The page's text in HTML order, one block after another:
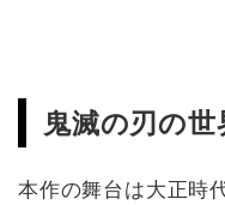
鬼滅の刃の
本作の舞台は大正時